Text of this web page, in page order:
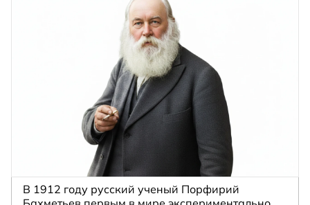
В 1912 году русский ученый Порфирий